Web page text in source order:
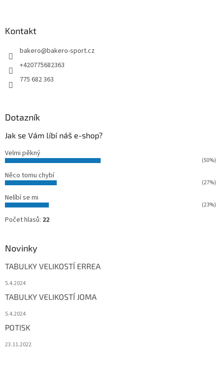
Kontakt
bakero@bakero-sport.cz
+420775682363
775 682 363
Dotazník
Jak se Vám líbí náš e-shop?
Velmi pěkný
(50%)
Něco tomu chybí
(27%)
Nelíbí se mi
(23%)
Počet hlasů: 22
Novinky
TABULKY VELIKOSTÍ ERREA
5.4.2024
TABULKY VELIKOSTÍ JOMA
5.4.2024
POTISK
23.11.2022